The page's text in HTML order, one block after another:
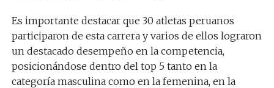
Es importante destacar que 30 atletas peruanos
participaron de esta carrera y varios de ellos lograron
un destacado desempeño en la competencia,
posicionándose dentro del top 5 tanto en la
categoría masculina como en la femenina, en la